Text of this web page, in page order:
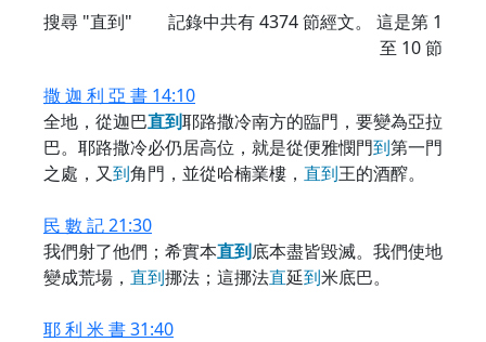
搜尋 "直到" 記錄中共有4374節經文。 這是第 1
至 10 節
撒 迦 利 亞 書 14:10
全地，從迦巴直到耶路撒冷南方的臨門，要變為亞拉
巴。耶路撒冷必仍居高位，就是從便雅憫門到第一門
之處，又到角門，並從哈楠業樓， 直到王的酒醡。
民 數 記 21:30
我們射了他們；希實本直到底本盡皆毀滅。我們使地
變成荒場， 直到挪法；這挪法直延到米底巴。
耶 利 米 書 31:40